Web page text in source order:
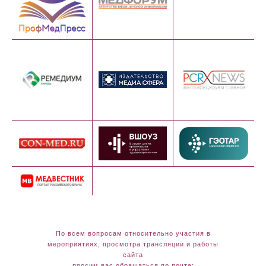
По всем вопросам относительно участия в
мероприятиях, просмотра трансляции и работы
сайта